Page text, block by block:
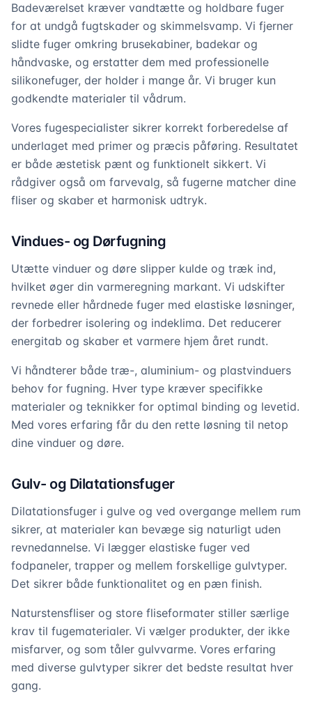
Badeværelset kræver vandtætte og holdbare fuger
for at undgå fugtskader og skimmelsvamp. Vi fjerner
slidte fuger omkring brusekabiner, badekar og
håndvaske, og erstatter dem med professionelle
silikonefuger, der holder i mange år. Vi bruger kun
godkendte materialer til vådrum.
Vores fugespecialister sikrer korrekt forberedelse af
underlaget med primer og præcis påføring. Resultatet
er både æstetisk pænt og funktionelt sikkert. Vi
rådgiver også om farvevalg, så fugerne matcher dine
fliser og skaber et harmonisk udtryk.
Vindues- og Dørfugning
Utætte vinduer og døre slipper kulde og træk ind,
hvilket øger din varmeregning markant. Vi udskifter
revnede eller hårdnede fuger med elastiske løsninger,
der forbedrer isolering og indeklima. Det reducerer
energitab og skaber et varmere hjem året rundt.
Vi håndterer både træ-, aluminium- og plastvinduers
behov for fugning. Hver type kræver specifikke
materialer og teknikker for optimal binding og levetid.
Med vores erfaring får du den rette løsning til netop
dine vinduer og døre.
Gulv- og Dilatationsfuger
Dilatationsfuger i gulve og ved overgange mellem rum
sikrer, at materialer kan bevæge sig naturligt uden
revnedannelse. Vi lægger elastiske fuger ved
fodpaneler, trapper og mellem forskellige gulvtyper.
Det sikrer både funktionalitet og en pæn finish.
Naturstensfliser og store fliseformater stiller særlige
krav til fugematerialer. Vi vælger produkter, der ikke
misfarver, og som tåler gulvvarme. Vores erfaring
med diverse gulvtyper sikrer det bedste resultat hver
gang.